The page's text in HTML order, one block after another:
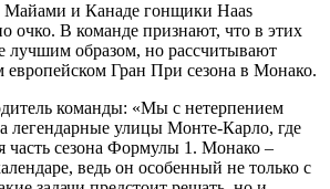
Майами и Канаде гонщики Haas
очко. В команде признают, что в этих
лучшим образом, но рассчитывают
европейском Гран При сезона в Монако.
команды: «Мы с нетерпением
легендарные улицы Монте-Карло, где
часть сезона Формулы 1. Монако –
ведь он особенный не только с